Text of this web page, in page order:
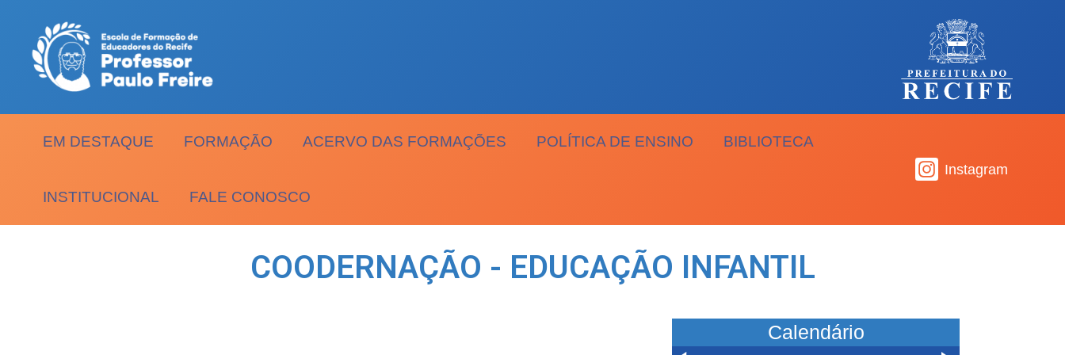
EM DESTAQUE FORMAÇÃO ACERVO DAS FORMAÇÕES POLÍTICA DE ENSINO BIBLIOTECA
INSTITUCIONAL FALE CONOSCO
Instagram
COODERNAÇÃO - EDUCAÇÃO INFANTIL
Calendário